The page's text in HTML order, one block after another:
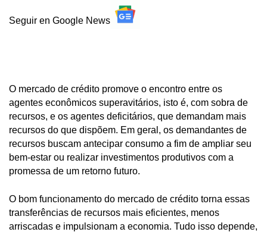
Seguir en Google News
O mercado de crédito promove o encontro entre os
agentes econômicos superavitários, isto é, com sobra de
recursos, e os agentes deficitários, que demandam mais
recursos do que dispõem. Em geral, os demandantes de
recursos buscam antecipar consumo a fim de ampliar seu
bem-estar ou realizar investimentos produtivos com a
promessa de um retorno futuro.
O bom funcionamento do mercado de crédito torna essas
transferências de recursos mais eficientes, menos
arriscadas e impulsionam a economia. Tudo isso depende,